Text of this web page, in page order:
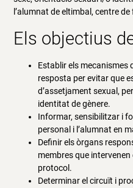
l’alumnat de eltimbal, centre
Els objectius
Establir els mecanismes
resposta per evitar que
d’assetjament sexual,
identitat de gènere.
Informar, sensibilitzar i
personal i l’alumnat en
Definir els òrgans
membres que intervenen
protocol.
Determinar el circuït i